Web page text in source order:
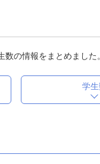
の情報をまとめました。
学生